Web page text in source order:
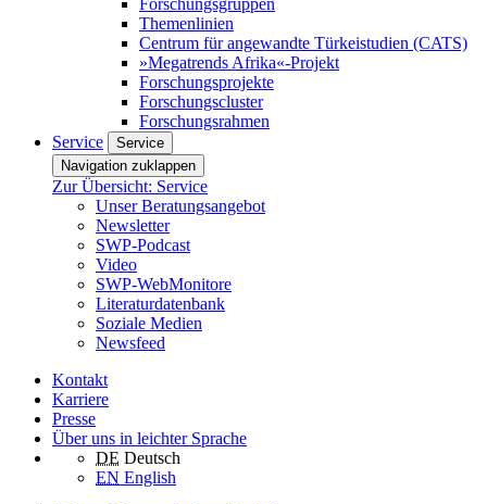
Forschungsgruppen
Themenlinien
Centrum für angewandte Türkeistudien (CATS)
»Megatrends Afrika«-Projekt
Forschungsprojekte
Forschungscluster
Forschungsrahmen
Service
Service
Navigation zuklappen
Zur Übersicht: Service
Unser Beratungsangebot
Newsletter
SWP-Podcast
Video
SWP-WebMonitore
Literaturdatenbank
Soziale Medien
Newsfeed
Kontakt
Karriere
Presse
Über uns in leichter Sprache
DE Deutsch
EN English